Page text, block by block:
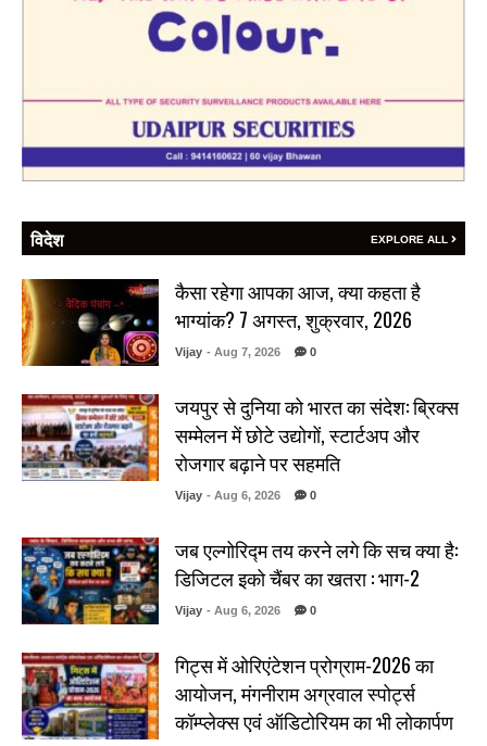
विदेश EXPLORE ALL
कैसा रहेगा आपका आज, क्या कहता है
भाग्यांक? 7 अगस्त, शुक्रवार, 2026
Vijay - Aug 7, 2026 0
जयपुर से दुनिया को भारत का संदेश: ब्रिक्स
सम्मेलन में छोटे उद्योगों, स्टार्टअप और
रोजगार बढ़ाने पर सहमति
Vijay - Aug 6, 2026 0
जब एल्गोरिद्म तय करने लगे कि सच क्या है:
डिजिटल इको चैंबर का खतरा : भाग-2
Vijay - Aug 6, 2026 0
गिट्स में ओरिएंटेशन प्रोग्राम-2026 का
आयोजन, मंगनीराम अग्रवाल स्पोर्ट्स
कॉम्प्लेक्स एवं ऑडिटोरियम का भी लोकार्पण